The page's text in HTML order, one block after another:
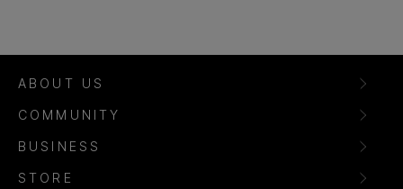
ABOUT US
COMMUNITY
BUSINESS
STORE